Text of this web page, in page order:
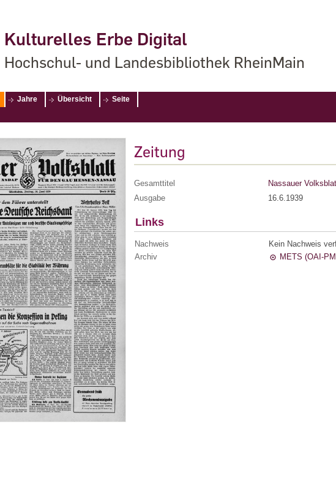
Kulturelles Erbe Digital
Hochschul- und Landesbibliothek RheinMain
Jahre Übersicht Seite
Zeitung
Gesamttitel
Nassauer
Ausgabe
16.6.1939
Links
Nachweis
Kein Nachweis
Archiv
METS (OAI-